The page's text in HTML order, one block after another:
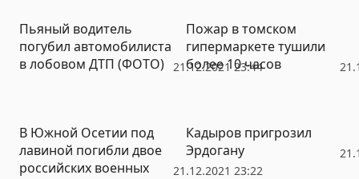
21.12.2021 23:44
Пьяный водитель
погубил автомобилиста
в лобовом ДТП (ФОТО)
Пожар в томском
гипермаркете тушили
более 10 часов
21.12.2021 23:22
В Южной Осетии под
лавиной погибли двое
российских военных
Кадыров пригрозил
Эрдогану